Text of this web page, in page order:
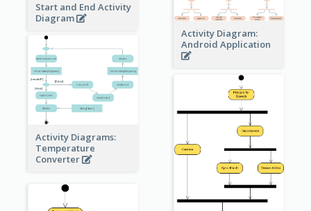
Start and End Activity
Diagram
Activity Diagram:
Android Application
Activity Diagrams:
Temperature
Converter